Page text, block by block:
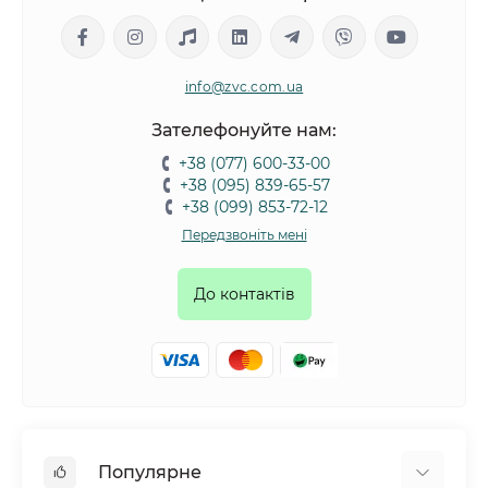
збалансований склад – м'який корм містить усі
необхідні інгредієнти для вашого вихованця;
Легко жується - щоб полегшити стан тварини при
кращих варіантів. Їм не потрібно докладати зусиль
для пережовування їжі;
Підтримка оптимального водного балансу в
організмі - вологий корм містить більше рідини в
порівнянні з сухим;
повнорационного вологого корму для собак краще
засвоюються організмом молодих цуценят;
віку тварини консервований корм легше
info@zvc.com.ua
Зателефонуйте нам:
+38 (077) 600-33-00
+38 (095) 839-65-57
+38 (099) 853-72-12
Передзвоніть мені
До контактів
Популярне